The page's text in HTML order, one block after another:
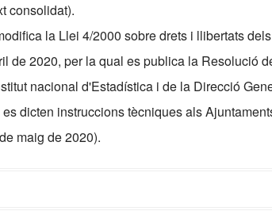
consolidat).
la Llei 4/2000 sobre drets i llibertats
de 2020, per la qual es publica la Resolució
nacional d'Estadística i de la Direcció
dicten instruccions tècniques als
maig de 2020).